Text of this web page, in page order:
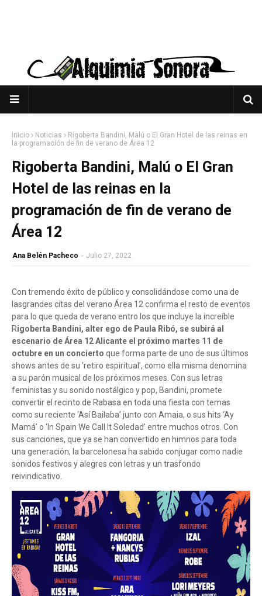
Inicio Noticias
Rigoberta Bandini, Malú o El Gran Hotel de las reinas en
la programación de fin de verano de Área 12
Rigoberta Bandini, Malú o El Gran
Hotel de las reinas en la
programación de fin de verano de
Área 12
Ana Belén Pacheco - Julio 27, 2022
Con tremendo éxito de público y consolidándose como una de
lasgrandes citas del verano Área 12 confirma el resto de eventos
para lo que queda de verano entro los que incluye la increíble
Rigoberta Bandini, alter ego de Paula Ribó, se subirá al
escenario de Área 12 Alicante el próximo martes 11 de
octubre en un concierto que forma parte de uno de sus últimos
shows antes de su ‘retiro espiritual’, como ella misma denomina
a su parón musical de los próximos meses. Con sus letras
feministas y su sonido nostálgico y pop, Bandini, promete
convertir el recinto de Rabasa en toda una fiesta con temas
como su reciente ‘Así Bailaba’ junto con Amaia, o sus hits ‘Ay
Mamá’ o ‘In Spain We Call It Soledad’ entre muchos otros. Con
sus canciones, que ya se han convertido en himnos para toda
una generación, la barcelonesa ha sabido conjugar como nadie
sonidos festivos y alegres con letras y un trasfondo
reivindicativo.